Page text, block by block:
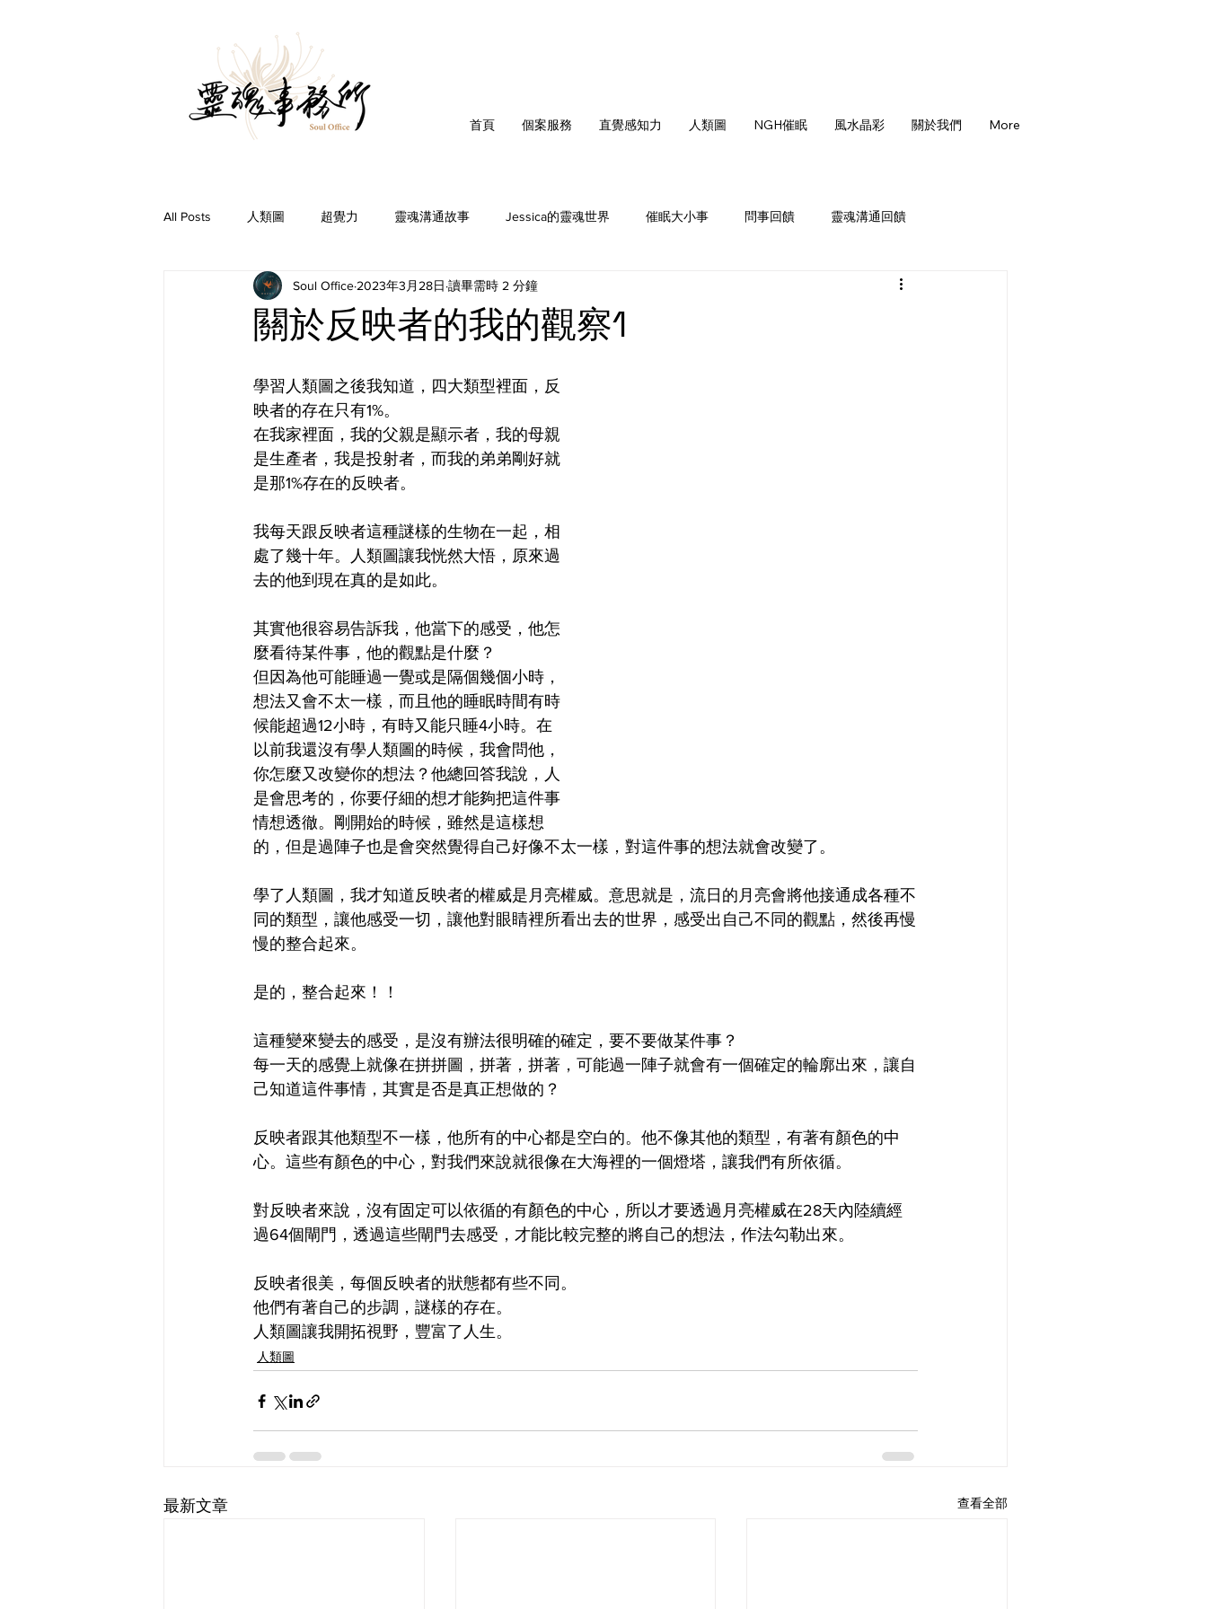
首頁 個案服務 直覺感知力 人類圖 NGH催眠 風水晶彩 關於我們 More
All Posts 人類圖 超覺力 靈魂溝通故事 Jessica的靈魂世界 催眠大小事 問事回饋 靈魂溝通回饋
問事Ｑ＆Ａ 前世今生 你值得更好 靈魂織光
關於反映者的我的觀察1
Soul Office 2023年3月28日 讀畢需時 2 分鐘
學習人類圖之後我知道，四大類型裡面，反
映者的存在只有1%。
在我家裡面，我的父親是顯示者，我的母親
是生產者，我是投射者，而我的弟弟剛好就
是那1%存在的反映者。
我每天跟反映者這種謎樣的生物在一起，相
處了幾十年。人類圖讓我恍然大悟，原來過
去的他到現在真的是如此。
其實他很容易告訴我，他當下的感受，他怎
麼看待某件事，他的觀點是什麼？
但因為他可能睡過一覺或是隔個幾個小時，
想法又會不太一樣，而且他的睡眠時間有時
候能超過12小時，有時又能只睡4小時。在
以前我還沒有學人類圖的時候，我會問他，
你怎麼又改變你的想法？他總回答我說，人
是會思考的，你要仔細的想才能夠把這件事
情想透徹。剛開始的時候，雖然是這樣想
的，但是過陣子也是會突然覺得自己好像不太一樣，對這件事的想法就會改變了。
學了人類圖，我才知道反映者的權威是月亮權威。意思就是，流日的月亮會將他接通成各種不
同的類型，讓他感受一切，讓他對眼睛裡所看出去的世界，感受出自己不同的觀點，然後再慢
慢的整合起來。
是的，整合起來！！
這種變來變去的感受，是沒有辦法很明確的確定，要不要做某件事？
每一天的感覺上就像在拼拼圖，拼著，拼著，可能過一陣子就會有一個確定的輪廓出來，讓自
己知道這件事情，其實是否是真正想做的？
反映者跟其他類型不一樣，他所有的中心都是空白的。他不像其他的類型，有著有顏色的中
心。這些有顏色的中心，對我們來說就很像在大海裡的一個燈塔，讓我們有所依循。
對反映者來說，沒有固定可以依循的有顏色的中心，所以才要透過月亮權威在28天內陸續經
過64個閘門，透過這些閘門去感受，才能比較完整的將自己的想法，作法勾勒出來。
反映者很美，每個反映者的狀態都有些不同。
他們有著自己的步調，謎樣的存在。
人類圖讓我開拓視野，豐富了人生。
人類圖
最新文章 查看全部